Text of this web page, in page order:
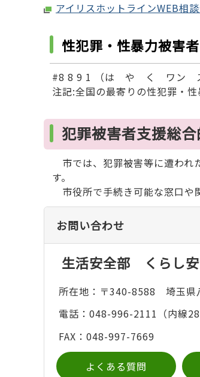
アイリスホットラインWEB相
性犯罪・性暴力被害
#8 8 9 1 （は や く ワン ス
注記:全国の最寄りの性犯罪・
犯罪被害者支援総
市では、犯罪被害等に遭われ
す。
市役所で手続き可能な窓口や
お問い合わせ
生活安全部 くらし
所在地：〒340-8588 埼玉県
電話：048-996-2111（内線
FAX：048-997-7669
よくある質問